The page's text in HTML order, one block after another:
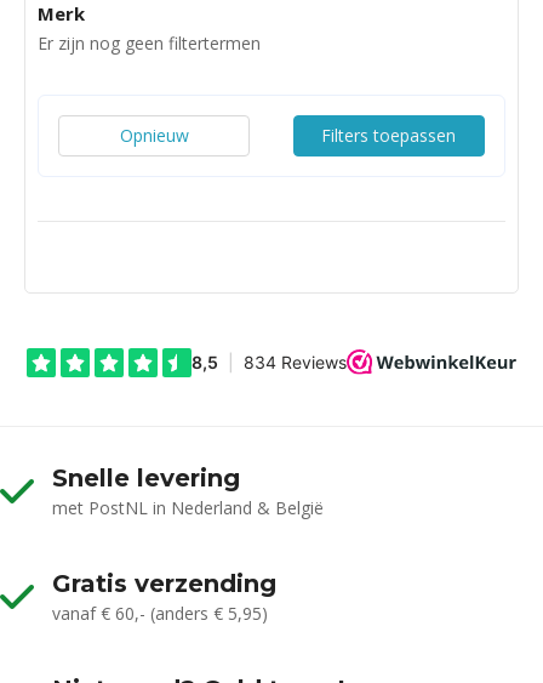
Merk
Er zijn nog geen filtertermen
Filters toepassen
Opnieuw
Snelle levering
met PostNL in Nederland & België
Gratis verzending
vanaf € 60,- (anders € 5,95)